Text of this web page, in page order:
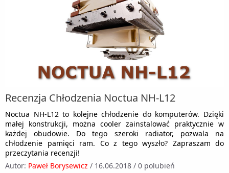
Recenzja Chłodzenia Noctua NH-L12
Noctua NH-L12 to kolejne chłodzenie do komputerów. Dzięki
małej konstrukcji, można cooler zainstalować praktycznie w
każdej obudowie. Do tego szeroki radiator, pozwala na
chłodzenie pamięci ram. Co z tego wyszło? Zapraszam do
przeczytania recenzji!
Autor: Paweł Borysewicz / 16.06.2018 / 0 polubień